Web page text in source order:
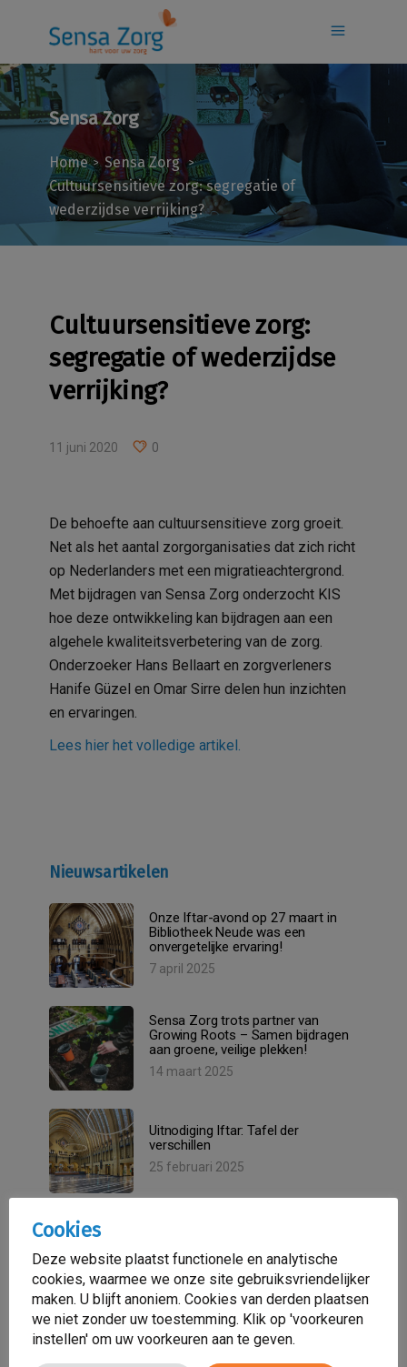
Sensa Zorg
Home> Sensa Zorg >
Cultuursensitieve zorg: segregatie of
wederzijdse verrijking?
Cultuursensitieve zorg:
segregatie of wederzijdse
verrijking?
11 juni 2020 0
De behoefte aan cultuursensitieve zorg groeit.
Net als het aantal zorgorganisaties dat zich richt
op Nederlanders met een migratieachtergrond.
Met bijdragen van Sensa Zorg onderzocht KIS
hoe deze ontwikkeling kan bijdragen aan een
algehele kwaliteitsverbetering van de zorg.
Onderzoeker Hans Bellaart en zorgverleners
Hanife Güzel en Omar Sirre delen hun inzichten
en ervaringen.
Lees hier het volledige artikel.
Nieuwsartikelen
Onze Iftar-avond op 27 maart in
Bibliotheek Neude was een
onvergetelijke ervaring!
7 april 2025
Sensa Zorg trots partner van
Growing Roots – Samen bijdragen
aan groene, veilige plekken!
14 maart 2025
Uitnodiging Iftar: Tafel der
verschillen
25 februari 2025
onzichtbare probleem
18 oktober 2024
De kracht van eigen inzicht: wat
Wenen ons kan leren over
Cookies
Deze website plaatst functionele en analytische
cookies, waarmee we onze site gebruiksvriendelijker
maken. U blijft anoniem. Cookies van derden plaatsen
we niet zonder uw toestemming. Klik op 'voorkeuren
instellen' om uw voorkeuren aan te geven.